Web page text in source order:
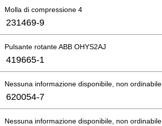
Molla di compressione 4
231469-9
Pulsante rotante ABB OHYS2AJ
419665-1
Nessuna informazione disponibile, non ordinabile
620054-7
Nessuna informazione disponibile, non ordinabile